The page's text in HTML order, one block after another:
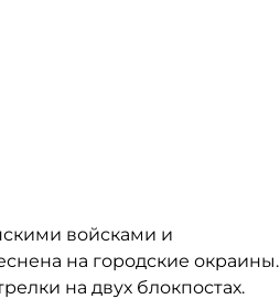
войсками и
на городские окраины.
на двух блокпостах.